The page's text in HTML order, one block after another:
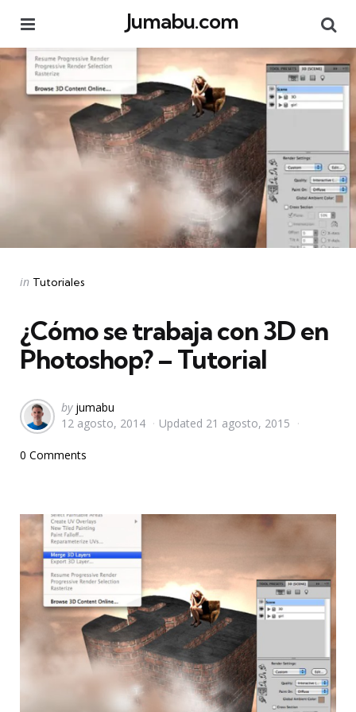
Jumabu.com
Categories
Posted
in Tutoriales
¿Cómo se trabaja con 3D en
Photoshop? – Tutorial
Posted
by
by jumabu
12 agosto, 2014
Updated 21 agosto, 2015
0 Comments